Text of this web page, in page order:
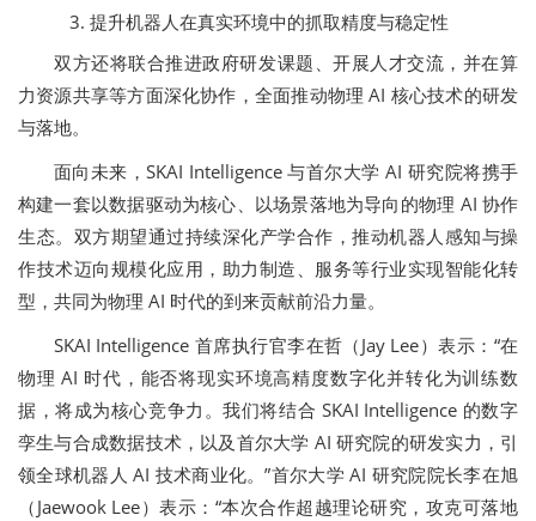
提升机器人在真实环境中的抓取精度与稳定性
双方还将联合推进政府研发课题、开展人才交流，并在算
力资源共享等方面深化协作，全面推动物理 AI 核心技术的研发
与落地。
面向未来，SKAI Intelligence 与首尔大学 AI 研究院将携手
构建一套以数据驱动为核心、以场景落地为导向的物理 AI 协作
生态。双方期望通过持续深化产学合作，推动机器人感知与操
作技术迈向规模化应用，助力制造、服务等行业实现智能化转
型，共同为物理 AI 时代的到来贡献前沿力量。
SKAI Intelligence 首席执行官李在哲（Jay Lee）表示：“在
物理 AI 时代，能否将现实环境高精度数字化并转化为训练数
据，将成为核心竞争力。我们将结合 SKAI Intelligence 的数字
孪生与合成数据技术，以及首尔大学 AI 研究院的研发实力，引
领全球机器人 AI 技术商业化。”首尔大学 AI 研究院院长李在旭
（Jaewook Lee）表示：“本次合作超越理论研究，攻克可落地